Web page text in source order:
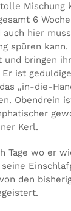
Mischung
6
hier
spüren
und bringen
ist
„in-die-
Obendrein
Kerl.
Tage wo er
den